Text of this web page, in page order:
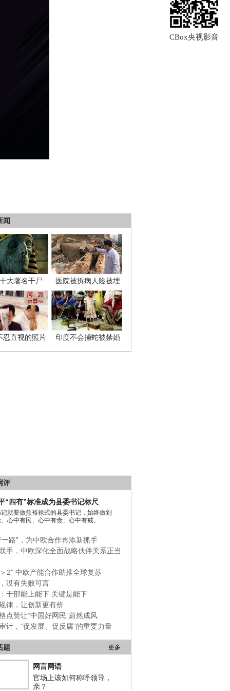
闻
大著名干尸 医院被拆病人险被埋
忍直视的照片 印度不会捕蛇被禁婚
评
“四有”标准成为县委书记标尺
就要做焦裕禄式的县委书记，始终做到
心中有民、心中有责、心中有戒。
一路”，为中欧合作再添新抓手
手，中欧深化全面战略伙伴关系正当
2” 中欧产能合作助推全球复苏
没有失败可言
干部能上能下 关键是能下
律，让创新更有价
点赞让“中国好网民”蔚然成风
计，“促发展、促反腐”的重要力量
题 更多
网言网语
官场上该如何称呼领导，
亲？
CBox央视影音